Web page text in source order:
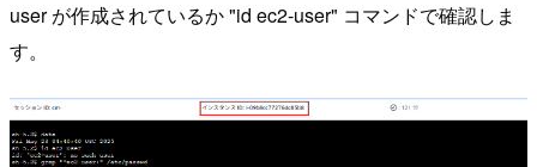
user が作成されているか "id ec2-user" コマンドで確認しま
す。